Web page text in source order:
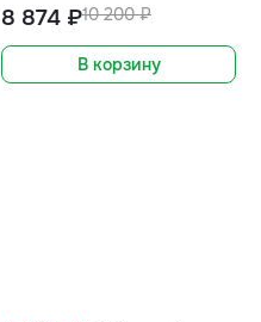
10 200 ₽
8 874 ₽
В корзину